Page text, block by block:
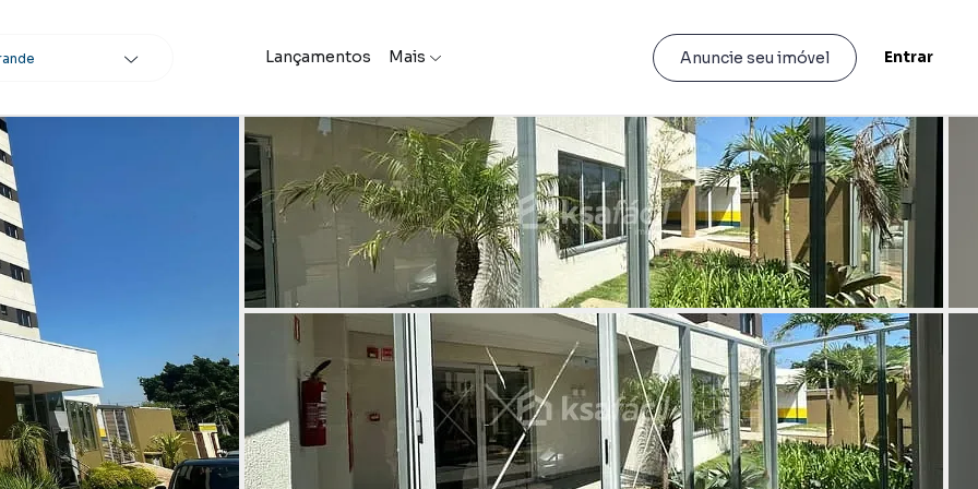
Lançamentos Mais Anuncie seu imóvel Entrar